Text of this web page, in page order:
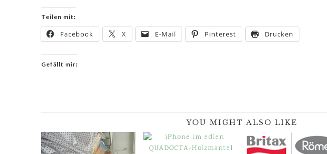
Teilen mit:
Facebook X E-Mail Pinterest Drucken
Gefällt mir:
YOU MIGHT ALSO LIKE